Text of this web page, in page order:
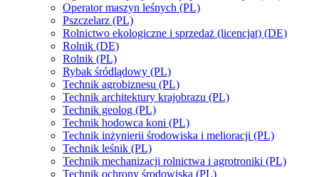
Operator maszyn leśnych (PL)
Pszczelarz (PL)
Rolnictwo ekologiczne i sprzedaż (licencjat) (DE)
Rolnik (DE)
Rolnik (PL)
Rybak śródlądowy (PL)
Technik agrobiznesu (PL)
Technik architektury krajobrazu (PL)
Technik geolog (PL)
Technik hodowca koni (PL)
Technik inżynierii środowiska i melioracji (PL)
Technik leśnik (PL)
Technik mechanizacji rolnictwa i agrotroniki (PL)
Technik ochrony środowiska (PL)